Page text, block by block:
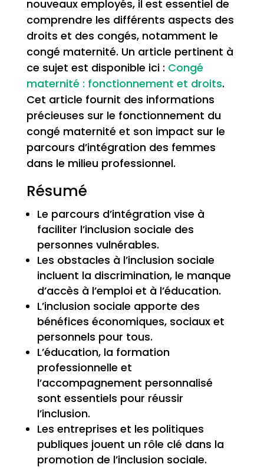
nouveaux employés, il est essentiel de
comprendre les différents aspects des
droits et des congés, notamment le
congé maternité. Un article pertinent à
ce sujet est disponible ici : Congé
maternité : fonctionnement et droits.
Cet article fournit des informations
précieuses sur le fonctionnement du
congé maternité et son impact sur le
parcours d’intégration des femmes
dans le milieu professionnel.
Résumé
Le parcours d’intégration vise à
faciliter l’inclusion sociale des
personnes vulnérables.
Les obstacles à l’inclusion sociale
incluent la discrimination, le manque
d’accès à l’emploi et à l’éducation.
L’inclusion sociale apporte des
bénéfices économiques, sociaux et
personnels pour tous.
L’éducation, la formation
professionnelle et
l’accompagnement personnalisé
sont essentiels pour réussir
l’inclusion.
Les entreprises et les politiques
publiques jouent un rôle clé dans la
promotion de l’inclusion sociale.